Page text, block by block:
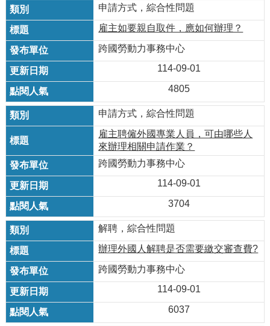
申請方式，綜合性問題
雇主如要親自取件，應如何辦理？
跨國勞動力事務中心
114-09-01
4805
申請方式，綜合性問題
雇主聘僱外國專業人員，可由哪些人
來辦理相關申請作業？
跨國勞動力事務中心
114-09-01
3704
解聘，綜合性問題
辦理外國人解聘是否需要繳交審查費?
跨國勞動力事務中心
114-09-01
6037